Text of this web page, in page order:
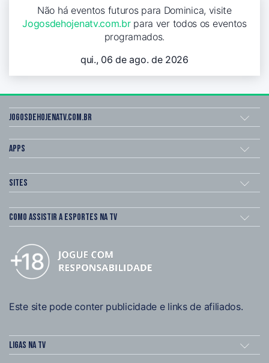
Não há eventos futuros para Dominica, visite
Jogosdehojenatv.com.brpara ver todos os eventos
programados.
qui., 06 de ago. de 2026
Jogosdehojenatv.com.br
Apps
Sites
Como assistir a esportes na TV
Este site pode conter publicidade e links de afiliados.
Ligas na TV